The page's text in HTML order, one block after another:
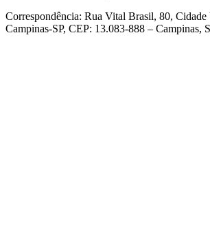
Correspondência: Rua Vital Brasil, 80, Cidade
Campinas-SP, CEP: 13.083-888 – Campinas,